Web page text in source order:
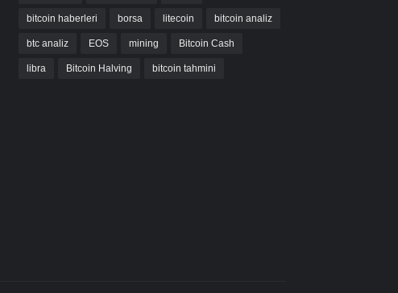
bitcoin haberleri borsa litecoin bitcoin analiz
btc analiz EOS mining Bitcoin Cash
libra Bitcoin Halving bitcoin tahmini